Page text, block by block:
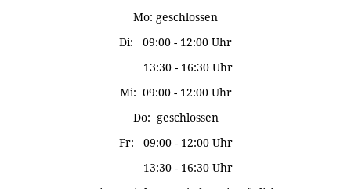
Mo: geschlossen
Di: 09:00 - 12:00 Uhr
13:30 - 16:30 Uhr
Mi: 09:00 - 12:00 Uhr
Do: geschlossen
Fr: 09:00 - 12:00 Uhr
13:30 - 16:30 Uhr